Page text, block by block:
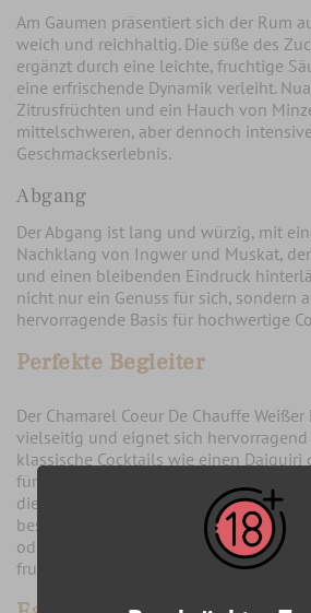
Am Gaumen präsentiert sich der Rum
weich und reichhaltig. Die süße des
ergänzt durch eine leichte, fruchtige
eine erfrischende Dynamik verleiht.
Zitrusfrüchten und ein Hauch von
mittelschweren, aber dennoch
Geschmackserlebnis.
Abgang
Der Abgang ist lang und würzig, mit
Nachklang von Ingwer und Muskat,
und einen bleibenden Eindruck
nicht nur ein Genuss für sich, sondern
hervorragende Basis für hochwertige
Perfekte Begleiter
Der Chamarel Coeur De Chauffe
vielseitig und eignet sich
klassische Cocktails wie einen
für experimentelle Mixgetränke, die die
dieses Rums unterstreichen. Kulinarisch
besonders gut zu Meeresfrüchten,
oder sogar zu scharfen, kreolischen
fruchtigen und würzigen Noten